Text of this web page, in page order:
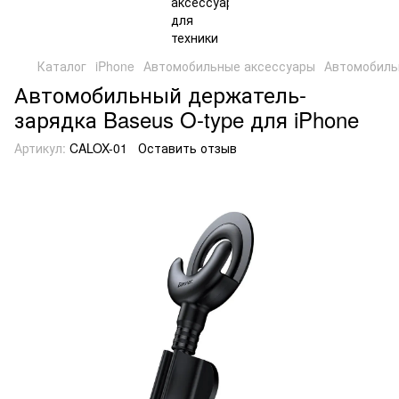
Каталог iPhone Автомобильные аксессуары
Автомобильный держатель-
зарядка Baseus O-type для iPhone
Артикул: CALOX-01 Оставить отзыв